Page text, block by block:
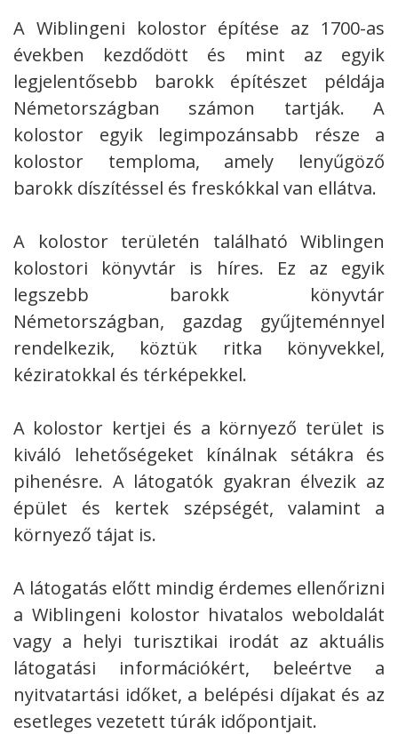
A Wiblingeni kolostor építése az 1700-as
években kezdődött és mint az egyik
legjelentősebb barokk építészet példája
Németországban számon tartják. A
kolostor egyik legimpozánsabb része a
kolostor temploma, amely lenyűgöző
barokk díszítéssel és freskókkal van ellátva.
A kolostor területén található Wiblingen
kolostori könyvtár is híres. Ez az egyik
legszebb barokk könyvtár
Németországban, gazdag gyűjteménnyel
rendelkezik, köztük ritka könyvekkel,
kéziratokkal és térképekkel.
A kolostor kertjei és a környező terület is
kiváló lehetőségeket kínálnak sétákra és
pihenésre. A látogatók gyakran élvezik az
épület és kertek szépségét, valamint a
környező tájat is.
A látogatás előtt mindig érdemes ellenőrizni
a Wiblingeni kolostor hivatalos weboldalát
vagy a helyi turisztikai irodát az aktuális
látogatási információkért, beleértve a
nyitvatartási időket, a belépési díjakat és az
esetleges vezetett túrák időpontjait.